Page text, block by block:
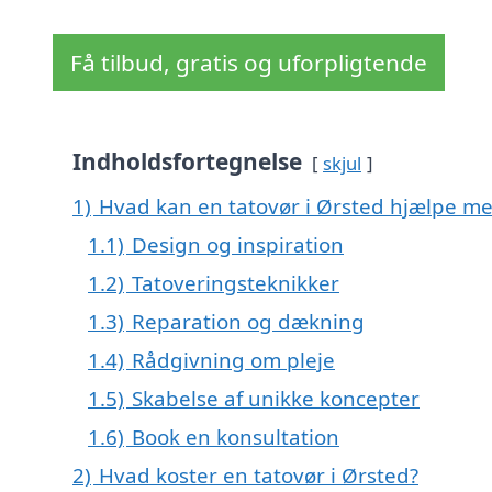
Få tilbud, gratis og uforpligtende
Indholdsfortegnelse skjul
1) Hvad kan en tatovør i Ørsted hjælpe
1.1) Design og inspiration
1.2) Tatoveringsteknikker
1.3) Reparation og dækning
1.4) Rådgivning om pleje
1.5) Skabelse af unikke koncepter
1.6) Book en konsultation
2) Hvad koster en tatovør i Ørsted?